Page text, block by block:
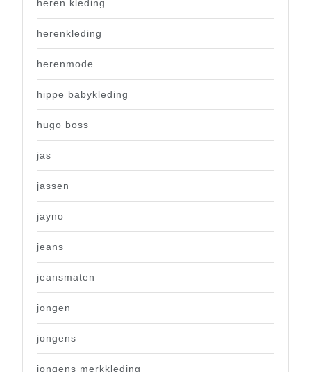
heren kleding
herenkleding
herenmode
hippe babykleding
hugo boss
jas
jassen
jayno
jeans
jeansmaten
jongen
jongens
jongens merkkleding